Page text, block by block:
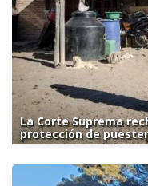
La Corte Suprema
protección de